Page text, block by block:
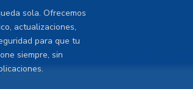
sola. Ofrecemos
actualizaciones,
para que tu
siempre, sin